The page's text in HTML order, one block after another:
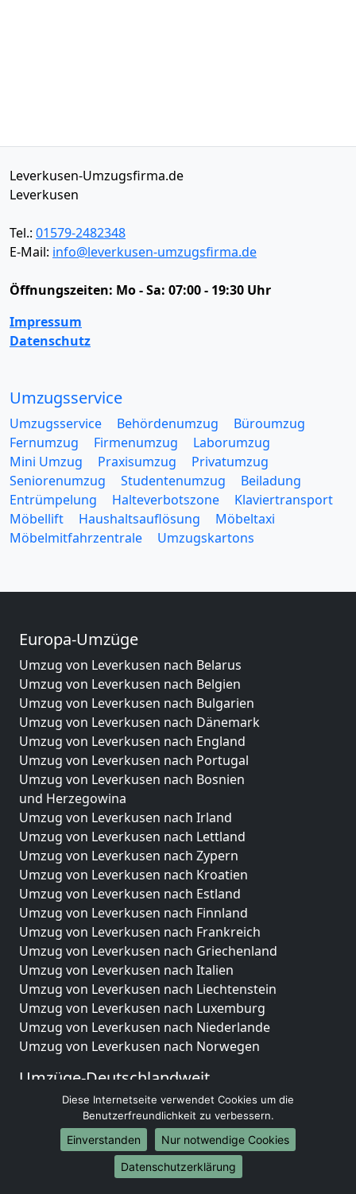
Leverkusen-Umzugsfirma.de
Leverkusen
Tel.: 01579-2482348
E-Mail: info@leverkusen-umzugsfirma.de
Öffnungszeiten: Mo - Sa: 07:00 - 19:30 Uhr
Impressum
Datenschutz
Umzugsservice
Umzugsservice Behördenumzug
Büroumzug
Fernumzug
Firmenumzug
Laborumzug
Mini Umzug
Praxisumzug
Privatumzug
Seniorenumzug
Studentenumzug
Beiladung
Entrümpelung
Halteverbotszone
Klaviertransport
Möbellift
Haushaltsauflösung
Möbeltaxi
Möbelmitfahrzentrale
Umzugskartons
Europa-Umzüge
Umzug von Leverkusen nach Belarus
Umzug von Leverkusen nach Belgien
Umzug von Leverkusen nach Bulgarien
Umzug von Leverkusen nach Dänemark
Umzug von Leverkusen nach England
Umzug von Leverkusen nach Portugal
Umzug von Leverkusen nach Bosnien
und Herzegowina
Umzug von Leverkusen nach Irland
Umzug von Leverkusen nach Lettland
Umzug von Leverkusen nach Zypern
Umzug von Leverkusen nach Kroatien
Umzug von Leverkusen nach Estland
Umzug von Leverkusen nach Finnland
Umzug von Leverkusen nach Frankreich
Umzug von Leverkusen nach Griechenland
Umzug von Leverkusen nach Italien
Umzug von Leverkusen nach Liechtenstein
Umzug von Leverkusen nach Luxemburg
Umzug von Leverkusen nach Niederlande
Umzug von Leverkusen nach Norwegen
Umzüge-Deutschlandweit
Umzug von Leverkusen nach Berlin
Umzug von Leverkusen nach Hamburg
Umzug von Leverkusen nach München
Umzug von Leverkusen nach Köln
Umzug von Leverkusen nach Frankfurt am Main
Diese Internetseite verwendet Cookies um die
Benutzerfreundlichkeit zu verbessern.
Einverstanden
Nur notwendige Cookies
Datenschutzerklärung